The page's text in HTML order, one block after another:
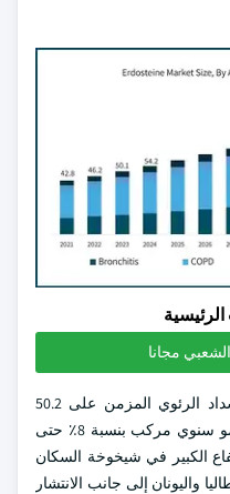
مجانا
سيحصل قطاع تطبيقات مرض الانسداد الرئوي المزمن على 50.2
مليون دولار أمريكي ويظهر معدل نمو سنوي مركب بنسبة 8٪ حتى
الكبير في شيخوخة السكان
واليونان إلى جانب الانتشار